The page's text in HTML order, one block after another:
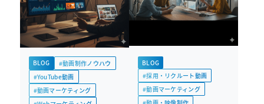
BLOG
#動画制作ノウハウ
#YouTube動画
#動画マーケティング
BLOG
#採用・リクルート動画
#動画マーケティング